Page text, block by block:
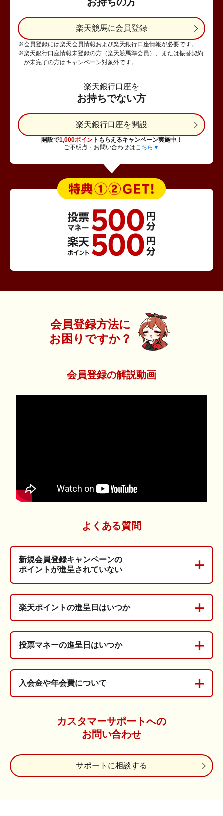
楽天競馬に会員登録
※会員登録には楽天会員情報および楽天銀行口座情報が必要です。
※楽天銀行口座情報未登録の方（楽天競馬準会員）、または振替契約
が未完了の方はキャンペーン対象外です。
楽天銀行口座を
お持ちでない方
楽天銀行口座を開設
開設で1,000ポイント もらえるキャンペーン実施中！
ご不明点・お問い合わせはこちら▼
会員登録方法に
お困りですか？
会員登録の解説動画
よくある質問
新規会員登録キャンペーンの
ポイントが進呈されていない
楽天ポイントの進呈日はいつか
投票マネーの進呈日はいつか
入会金や年会費について
カスタマーサポートへの
お問い合わせ
サポートに相談する